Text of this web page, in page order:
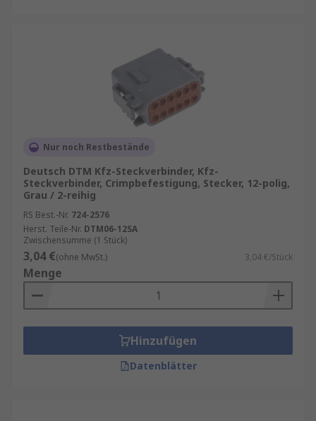
Nur noch Restbestände
Deutsch DTM Kfz-Steckverbinder, Kfz-
Steckverbinder, Crimpbefestigung, Stecker, 12-polig,
Grau / 2-reihig
RS Best.-Nr. 724-2576
Herst. Teile-Nr. DTM06-12SA
Zwischensumme (1 Stück)
3,04 €(ohne MwSt.) 3,04 €/Stück
Menge
Hinzufügen
Datenblätter